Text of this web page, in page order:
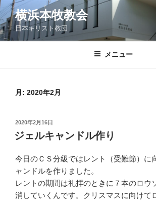
コ
ン
テ
ン
横浜本牧教会
日本キリスト教団
メニュー
月: 2020年2月
投
稿
日:
2020年2月16日
ジェルキャンドル作り
今日のＣＳ分級ではレント（受難節）に
ャンドルを作りました。
レントの期間は礼拝のときに７本のロウ
消していくんです。クリスマスに向けて